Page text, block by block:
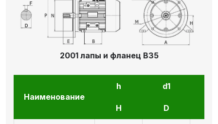
2001 лапы и фланец В35
Наименование
h d1
H D